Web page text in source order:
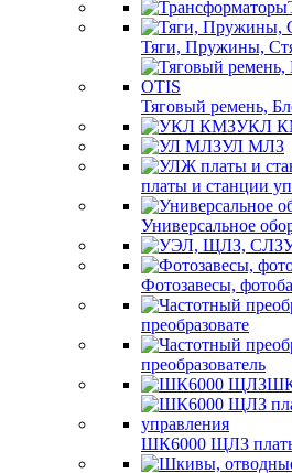
Тяги, Пружины,
Тяговый ремень,
УКЛ
УЛ МЛЗ
платы и станции
Универсальное
Фотозавесы,
преобразовате
преобразователь
ШК6000 ЩЛЗ платы